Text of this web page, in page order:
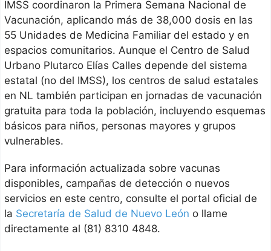
IMSS coordinaron la Primera Semana Nacional de
Vacunación, aplicando más de 38,000 dosis en las
55 Unidades de Medicina Familiar del estado y en
espacios comunitarios. Aunque el Centro de Salud
Urbano Plutarco Elías Calles depende del sistema
estatal (no del IMSS), los centros de salud estatales
en NL también participan en jornadas de vacunación
gratuita para toda la población, incluyendo esquemas
básicos para niños, personas mayores y grupos
vulnerables.
Para información actualizada sobre vacunas
disponibles, campañas de detección o nuevos
servicios en este centro, consulte el portal oficial de
la Secretaría de Salud de Nuevo León o llame
directamente al (81) 8310 4848.